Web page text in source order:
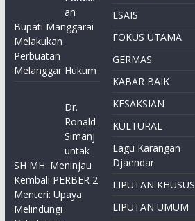
an
Bupati Manggarai
Melakukan
Perbuatan
Melanggar Hukum
Dr.
Ronald
Simanj
untak
SH MH: Meninjau
Kembali PERBER 2
Menteri: Upaya
Melindungi
ESAIS
FOKUS UTAMA
GERMAS
KABAR BAIK
KESAKSIAN
KULTURAL
Lagu Karangan
Djaendar
LIPUTAN KHUSUS
LIPUTAN UMUM